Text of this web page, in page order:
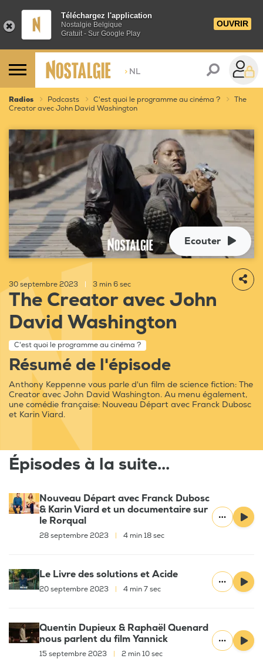
Téléchargez l'application
Nostalgie Belgique
Gratuit - Sur Google Play
OUVRIR
> NL
Radios Podcasts C'est quoi le programme au cinéma ?
The
Creator avec John David Washington
Ecouter
30 septembre 2023 3 min 6 sec
The Creator avec John
David Washington
C'est quoi le programme au cinéma ?
Résumé de l'épisode
Anthony Keppenne vous parle d'un film de science fiction: The
Creator avec John David Washington. Au menu également,
une comédie française: Nouveau Départ avec Franck Dubosc
et Karin Viard.
Épisodes à la suite...
Nouveau Départ avec Franck Dubosc
& Karin Viard et un documentaire sur
le Rorqual
28 septembre 2023 4 min 18 sec
Le Livre des solutions et Acide
20 septembre 2023 4 min 7 sec
Quentin Dupieux & Raphaël Quenard
nous parlent du film Yannick
15 septembre 2023 2 min 10 sec